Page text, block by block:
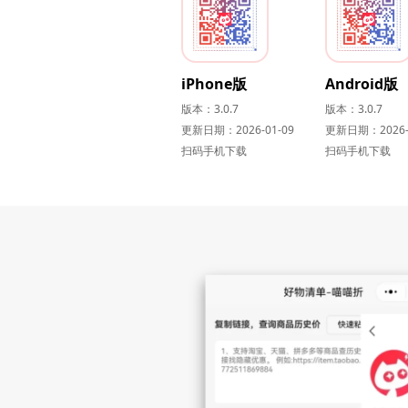
iPhone版
版本：3.0.7
更新日期：2026-01-09
扫码手机下载
Android版
版本：3.0.7
更新日期：
扫码手机下载